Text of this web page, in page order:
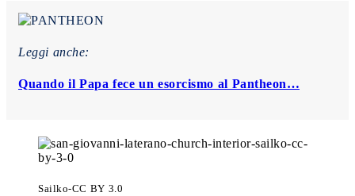
Leggi anche:
Quando il Papa fece un esorcismo al Pantheon…
Sailko-CC BY 3.0